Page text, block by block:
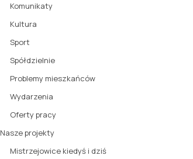
Komunikaty
Kultura
Sport
Spółdzielnie
Problemy mieszkańców
Wydarzenia
Oferty pracy
Nasze projekty
Mistrzejowice kiedyś i dziś